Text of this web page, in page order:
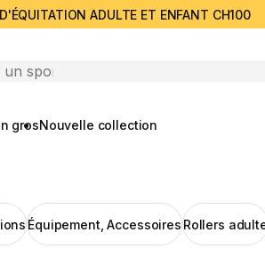
ADULTE ET ENFANT CH100
grosNouvelle collection
Équipement, Accessoires Rollers